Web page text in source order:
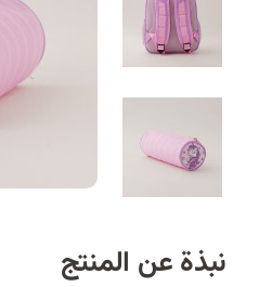
نبذة عن المنتج